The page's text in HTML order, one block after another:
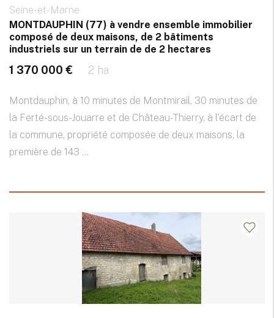
Seine-et-Marne
MONTDAUPHIN (77) à vendre ensemble immobilier
composé de deux maisons, de 2 bâtiments
industriels sur un terrain de de 2 hectares
1 370 000 € 2 ha
Montdauphin, à 10 minutes de Montmirail, 30 minutes de
la Ferté-sous-Jouarre et de Château-Thierry, à l'écart de
la commune, propriété composée de deux maisons, la
première de 143 ...